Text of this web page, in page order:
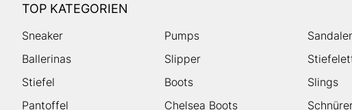
TOP KATEGORIEN
Sneaker Pumps
Ballerinas
Slipper
Stiefel
Boots
Slings
Pantoffel
Chelsea Boots